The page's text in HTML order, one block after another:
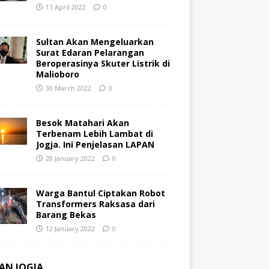
11 April 2022 0
Sultan Akan Mengeluarkan
Surat Edaran Pelarangan
Beroperasinya Skuter Listrik di
Malioboro
30 March 2022 0
Besok Matahari Akan
Terbenam Lebih Lambat di
Jogja. Ini Penjelasan LAPAN
28 January 2022 0
Warga Bantul Ciptakan Robot
Transformers Raksasa dari
Barang Bekas
12 January 2022 0